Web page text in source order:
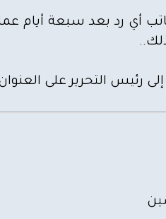
الكاتب أي رد بعد سبعة
رئيس التحرير على العنوان